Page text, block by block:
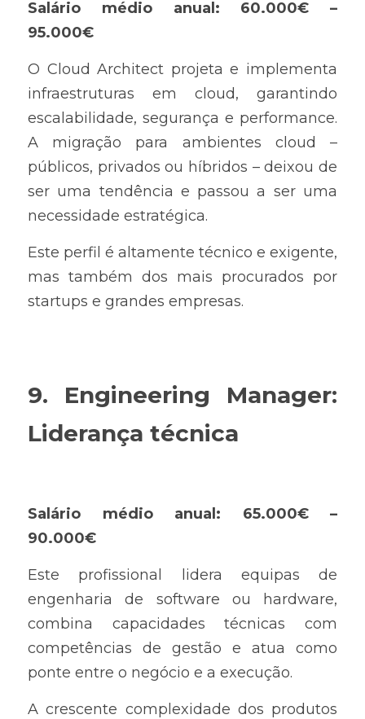
Salário médio anual: 60.000€ –
95.000€
O Cloud Architect projeta e implementa
infraestruturas em cloud, garantindo
escalabilidade, segurança e performance.
A migração para ambientes cloud –
públicos, privados ou híbridos – deixou de
ser uma tendência e passou a ser uma
necessidade estratégica.
Este perfil é altamente técnico e exigente,
mas também dos mais procurados por
startups e grandes empresas.
9. Engineering Manager:
Liderança técnica
Salário médio anual: 65.000€ –
90.000€
Este profissional lidera equipas de
engenharia de software ou hardware,
combina capacidades técnicas com
competências de gestão e atua como
ponte entre o negócio e a execução.
A crescente complexidade dos produtos